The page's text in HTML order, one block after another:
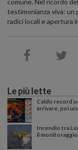
comune. Nel ricordo
testimonianza viva:
radici locali e apertura
Le più lette
Caldo record
arrivare, poi
Incendio tra
il